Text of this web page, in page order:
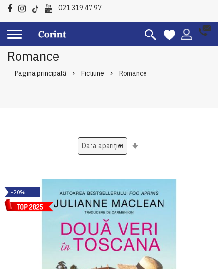
021 319 47 97
Romance
Pagina principală Ficțiune Romance
-20%